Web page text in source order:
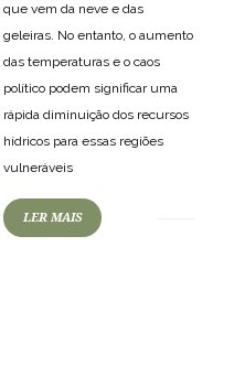
que vem da neve e das
geleiras. No entanto, o aumento
das temperaturas e o caos
político podem significar uma
rápida diminuição dos recursos
hídricos para essas regiões
vulneráveis
LER MAIS